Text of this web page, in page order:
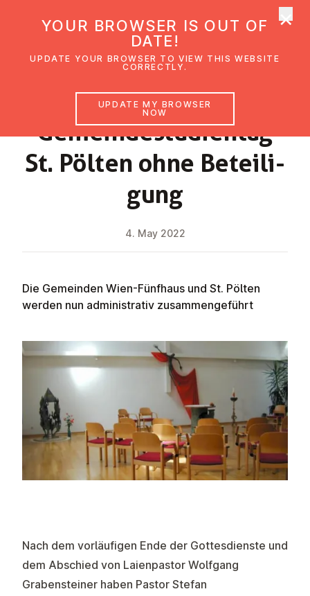
Ge­meindes­tud­i­entag
St. Pölten ohne Beteili­
gung
NEWS
4. May 2022
Die Gemeinden Wien-Fünfhaus und St. Pölten
werden nun administrativ zusammengeführt
Nach dem vorläufigen Ende der Gottesdienste und
dem Abschied von Laienpastor Wolfgang
Grabensteiner haben Pastor Stefan
YOUR BROWSER IS OUT OF
DATE!
UPDATE YOUR BROWSER TO VIEW THIS WEBSITE
CORRECTLY.
UPDATE MY BROWSER
NOW
×